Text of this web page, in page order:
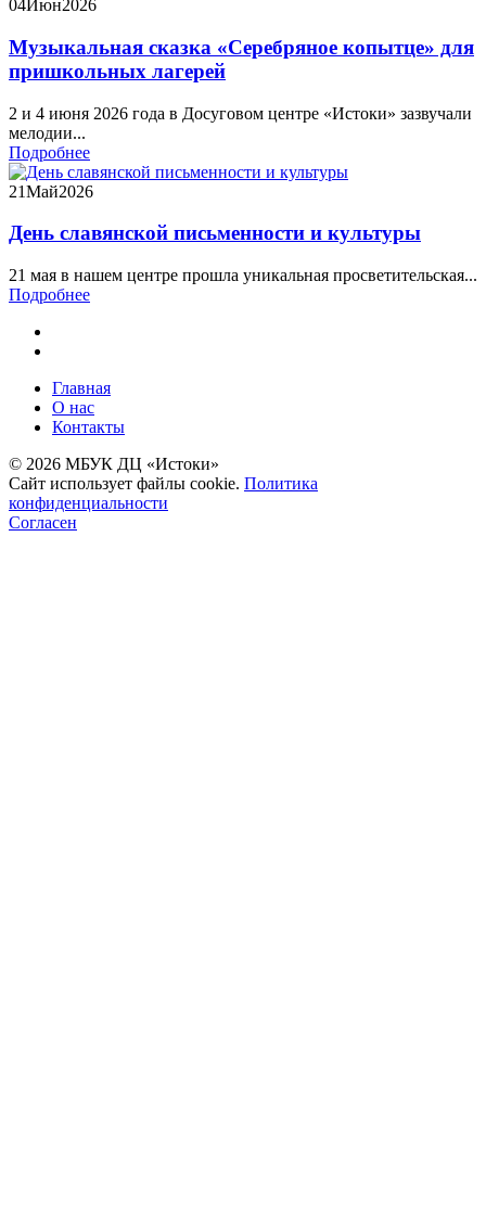
04Июн2026
Музыкальная сказка «Серебряное копытце» для
пришкольных лагерей
2 и 4 июня 2026 года в Досуговом центре «Истоки» зазвучали
мелодии...
Подробнее
21Май2026
День славянской письменности и культуры
21 мая в нашем центре прошла уникальная просветительская...
Подробнее
Главная
О нас
Контакты
© 2026 МБУК ДЦ «Истоки»
Сайт использует файлы cookie. Политика
конфиденциальности
Согласен